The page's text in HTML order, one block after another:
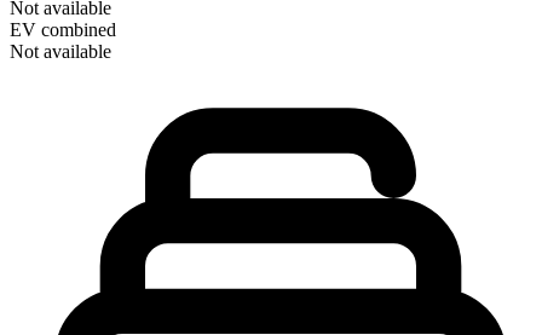
Not available
EV combined
Not available